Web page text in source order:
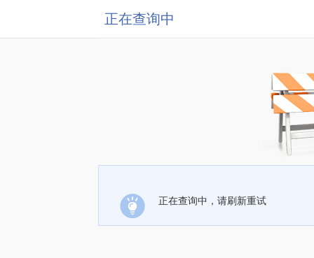
正在查询中
正在查询中，请刷新重试